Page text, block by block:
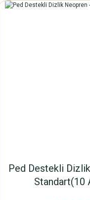
Ped Destekli
Standart(10